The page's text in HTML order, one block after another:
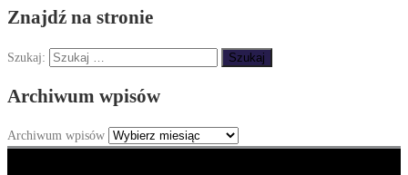
Znajdź na stronie
Szukaj:
Archiwum wpisów
Archiwum wpisów